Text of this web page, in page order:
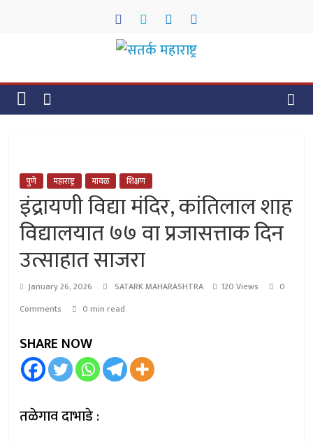
सतर्क
महाराष्ट्र
पुणे महाराष्ट्र मावळ शिक्षण
इंद्रायणी विद्या मंदिर, कांतिलाल शाह
विद्यालयात ७७ वा प्रजासत्ताक दिन
उत्साहात साजरा
January 26, 2026 SATARK MAHARASHTRA 120 Views
0
Comments
0 min read
SHARE NOW
तळेगाव दाभाडे :